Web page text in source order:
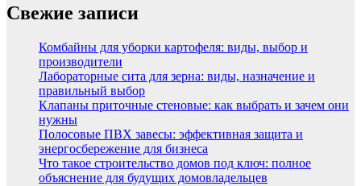
Свежие записи
Комбайны для уборки картофеля: виды, выбор и
производители
Лабораторные сита для зерна: виды, назначение и
правильный выбор
Клапаны приточные стеновые: как выбрать и зачем они
нужны
Полосовые ПВХ завесы: эффективная защита и
энергосбережение для бизнеса
Что такое строительство домов под ключ: полное
объяснение для будущих домовладельцев